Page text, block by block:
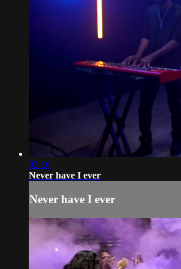
03:16
Never have I ever
Never have I ever